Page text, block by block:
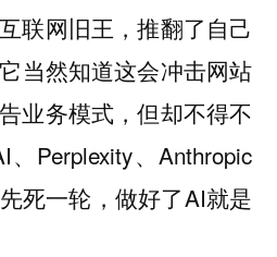
联网旧王，推翻了自己
它当然知道这会冲击网站
业务模式，但却不得不
Perplexity、Anthropic
死一轮，做好了AI就是